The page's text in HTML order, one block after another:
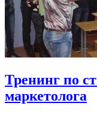
Тренинг по
маркетолога